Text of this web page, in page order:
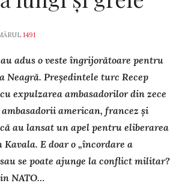
1491
adus o veste îngrijorătoare pentru
Neagră. Preşedintele turc Recep
expulzarea am­ba­sadorilor din zece
american, francez şi
au lansat un apel pentru eliberarea
E doar o „încordare a
se poate ajunge la conflict militar?
NATO…